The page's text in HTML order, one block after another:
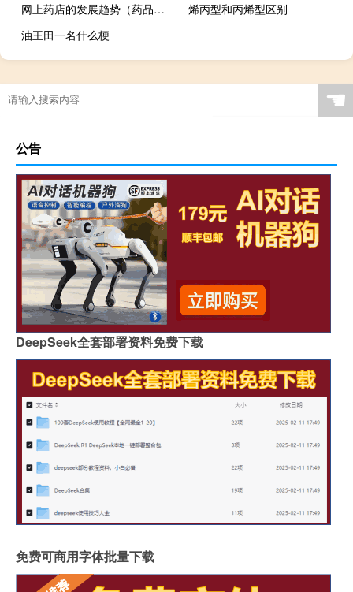
网上药店的发展趋势（药品网店）
烯丙型和丙烯型区别
油王田一名什么梗
☚
公告
DeepSeek全套部署资料免费下载
免费可商用字体批量下载